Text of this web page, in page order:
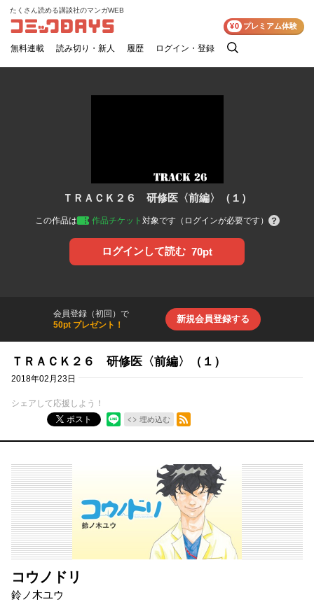
コミックDAYS
たくさん読める講談社のマンガWEB
無料連載 読み切り・新人 履歴 ログイン・登録
検
¥0 プレミアム体験
ＴＲＡＣＫ２６ 研修医〈前編〉（１）
この作品は 作品チケット 対象です（ログインが必要です）
ログインして読む 70pt
会員登録（初回）で
50pt プレゼント！
新規会員登録する
ＴＲＡＣＫ２６ 研修医〈前編〉（１）
2018年02月23日
シェアして応援しよう！
ポスト
埋め込む
RSSフィード
コウノドリ
鈴ノ木ユウ